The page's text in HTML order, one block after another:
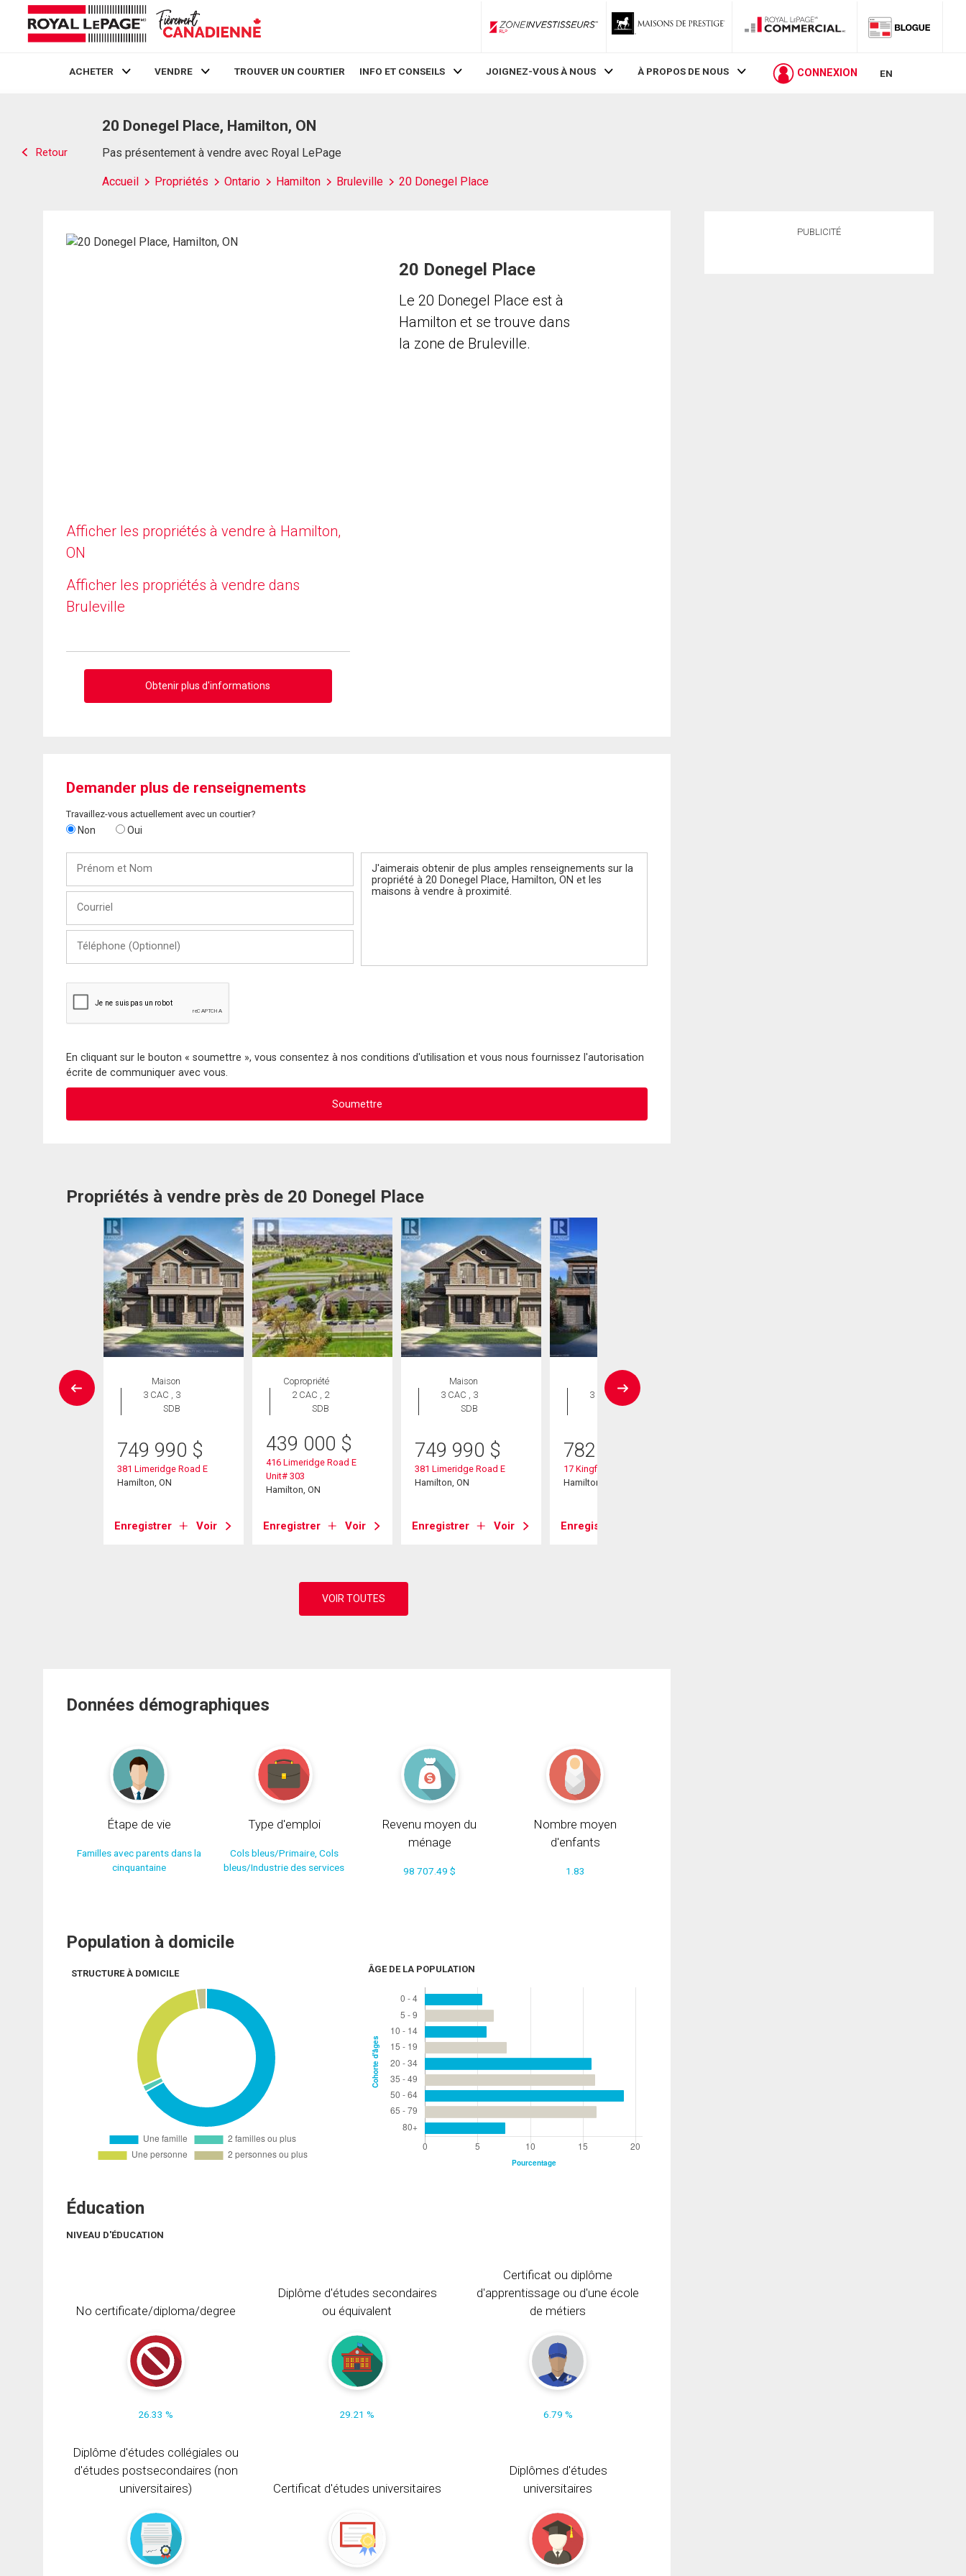
ZoneInvestisseurs RLP
ACHETER VENDRE TROUVER UN COURTIER INFO ET CONSEILS JOIGNEZ-VOUS À NOUS À PROPOS DE NOUS CONNEXION EN
Retour
20 Donegel Place, Hamilton, ON
Pas présentement à vendre avec Royal LePage
Accueil Propriétés Ontario Hamilton Bruleville 20 Donegel Place
Afficher les propriétés à vendre à Hamilton,
ON
Afficher les propriétés à vendre dans
Bruleville
Obtenir plus d'informations
20 Donegel Place
Le 20 Donegel Place est à
Hamilton et se trouve dans
la zone de Bruleville.
Demander plus de renseignements
Travaillez-vous actuellement avec un courtier?
Non Oui
Nom
(Optionnel)
En cliquant sur le bouton « soumettre », vous consentez à nos conditions d'utilisation et vous nous fournissez l'autorisation
écrite de communiquer avec vous.
Propriétés à vendre près de 20 Donegel Place
Maison
3 CAC , 3
SDB
749 990 $
381 Limeridge Road E
Hamilton, ON
Enregistrer Voir
Copropriété
2 CAC , 2
SDB
439 000 $
416 Limeridge Road E
Unit# 303
Hamilton, ON
Enregistrer Voir
Maison
3 CAC , 3
SDB
749 990 $
381 Limeridge Road E
Hamilton, ON
Enregistrer Voir
Maison
3 CAC , 3
SDB
782 990
17 Kingfisher Drive
Hamilton, ON
Enregistrer
Données démographiques
Étape de vie
Familles avec parents dans la
cinquantaine
Type d'emploi
Cols bleus/Primaire, Cols
bleus/Industrie des services
Revenu moyen du
ménage
98 707.49 $
Nombre moyen
d'enfants
1.83
Population à domicile
STRUCTURE À DOMICILE ÂGE DE LA POPULATION
Éducation
NIVEAU D'ÉDUCATION
No certificate/diploma/degree
26.33 %
Diplôme d'études secondaires
ou équivalent
29.21 %
Certificat ou diplôme
d'apprentissage ou d'une école
de métiers
6.79 %
Diplôme d'études collégiales ou
d'études postsecondaires (non
universitaires)
Certificat d'études universitaires
Diplômes d'études
universitaires
PUBLICITÉ